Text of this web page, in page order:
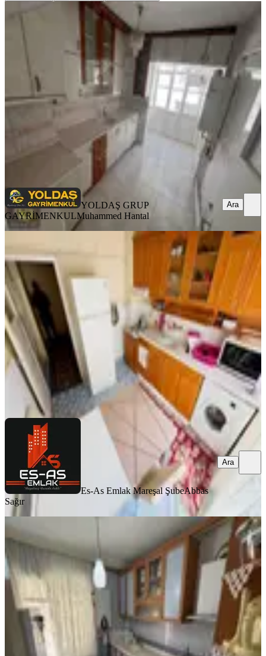
Sincan Mareşalçakmak Mah 1.arakat
Genıs Masrafsız Satılık Daire
Sincan, Maraşal Çakmak Mahallesi
·120 m² 1. Kat ·05.08.2026
2.935.000 ₺
YOLDAŞ GRUP GAYRİMENKUL Muhammed Hantal
YOLDAŞ GRUP
GAYRİMENKULMuhammed Hantal
Ara
Es-astan Mareşalde Ara Katta Bir
Daha Gelmez Kaçmaz Fırsat Daire
Sincan, Maraşal Çakmak Mahallesi
3+1
110 m² ·2. Kat·04.08.2026
2.399.000 ₺
Es-As Emlak Mareşal Şube Abbas Sağır
Es-As Emlak Mareşal ŞubeAbbas
Sağır
Ara
Sincan Mareşal Çakmak Mah'de 3+1
Ön Cephe (altında Daire Mevcut)
Sincan, Maraşal Çakmak Mahallesi
·120 m² Yüksek giriş 04.08.2026